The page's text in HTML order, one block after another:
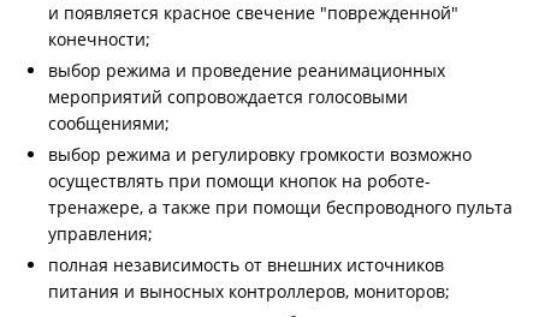
и появляется красное свечение "поврежденной"
конечности;
выбор режима и проведение реанимационных
мероприятий сопровождается голосовыми
сообщениями;
выбор режима и регулировку громкости возможно
осуществлять при помощи кнопок на роботе-
тренажере, а также при помощи беспроводного пульта
управления;
полная независимость от внешних источников
питания и выносных контроллеров, мониторов;